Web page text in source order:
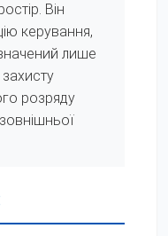
Він
керування,
лише
розряду